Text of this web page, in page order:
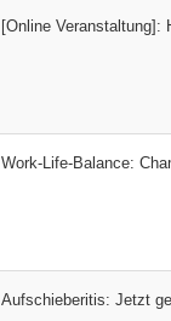
[Online Veranstaltung]:
Work-Life-Balance:
Aufschieberitis: Jetzt